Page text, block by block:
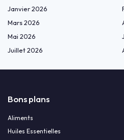
Janvier 2026
Mars 2026
Mai 2026
Juillet 2026
Bons plans
Aliments
Huiles Essentielles